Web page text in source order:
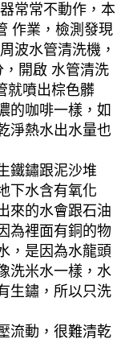
常常不動作，本
作業，檢測發現
波水管清洗機，
開啟 水管清洗
就噴出棕色髒
的咖啡一樣，如
淨熱水出水量也
鐵鏽跟泥沙堆
下水含有氧化
來的水會跟石油
為裡面有銅的物
，是因為水龍頭
洗米水一樣，水
生鏽，所以只洗
流動，很難清乾